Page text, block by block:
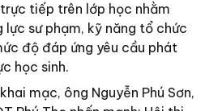
tiếp trên lớp học nhằm
sư phạm, kỹ năng tổ chức
độ đáp ứng yêu cầu phát
học sinh.
mạc, ông Nguyễn Phú Sơn,